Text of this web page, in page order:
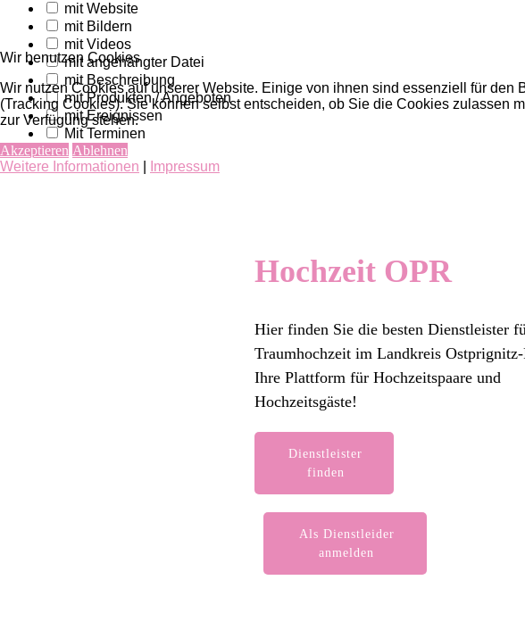
mit Website
mit Bildern
mit Videos
mit angehängter Datei
mit Beschreibung
mit Produkten / Angeboten
mit Ereignissen
Mit Terminen
Hochzeit OPR
Hier finden Sie die besten Dienstleister
Traumhochzeit im Landkreis
Ihre Plattform für Hochzeitspaare und
Hochzeitsgäste!
Dienstleister
finden
Als Dienstleider
anmelden
Wir benutzen Cookies
Wir nutzen Cookies auf unserer Website. Einige von ihnen sind essenziell für
(Tracking Cookies). Sie können selbst entscheiden, ob Sie die Cookies zulassen
zur Verfügung stehen.
Akzeptieren Ablehnen
Weitere Informationen
Impressum